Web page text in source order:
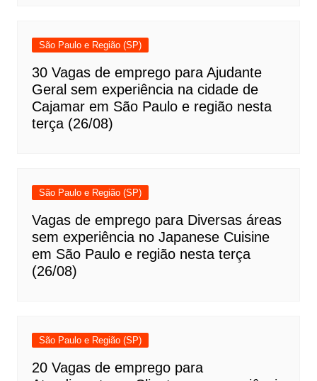
São Paulo e Região (SP)
30 Vagas de emprego para Ajudante
Geral sem experiência na cidade de
Cajamar em São Paulo e região nesta
terça (26/08)
São Paulo e Região (SP)
Vagas de emprego para Diversas áreas
sem experiência no Japanese Cuisine
em São Paulo e região nesta terça
(26/08)
São Paulo e Região (SP)
20 Vagas de emprego para